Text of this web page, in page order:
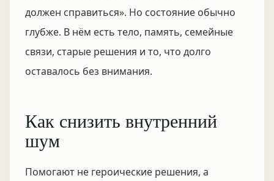
должен справиться». Но состояние обычно
глубже. В нём есть тело, память, семейные
связи, старые решения и то, что долго
оставалось без внимания.
Как снизить внутренний
шум
Помогают не героические решения, а